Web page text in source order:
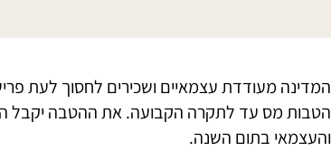
המדינה מעודדת עצמאיים ושכירים לחסוך לעת
הטבות מס עד לתקרה הקבועה. את ההטבה יקבל
והעצמאי בתום השנה.